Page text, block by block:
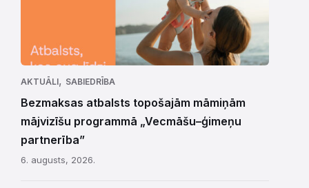
AKTUĀLI, SABIEDRĪBA
Bezmaksas atbalsts topošajām māmiņām
mājvizīšu programmā „Vecmāšu–ģimeņu
partnerība”
6. augusts, 2026.